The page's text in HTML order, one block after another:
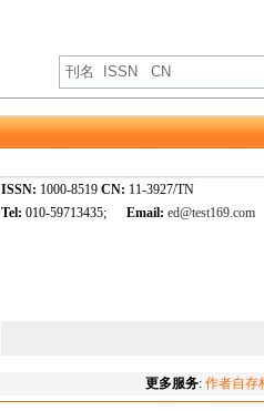
ISSN: 1000-8519 CN: 11-3927/TN
Tel: 010-59713435; Email: ed@test169.com
更多服务: 作者自存